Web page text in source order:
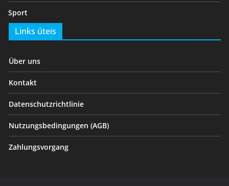
Sport
Links úteis
Über uns
Kontakt
Datenschutzrichtlinie
Nutzungsbedingungen (AGB)
Zahlungsvorgang